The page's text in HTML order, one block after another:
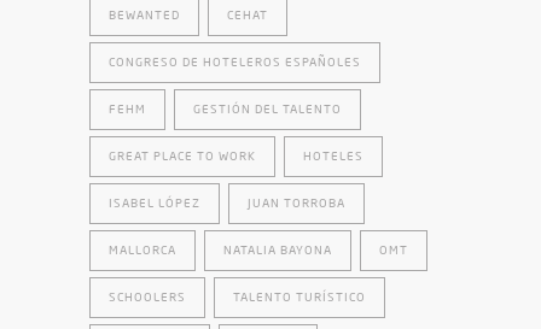
BEWANTED CEHAT
CONGRESO DE HOTELEROS ESPAÑOLES
FEHM GESTIÓN DEL TALENTO
GREAT PLACE TO WORK HOTELES
ISABEL LÓPEZ JUAN TORROBA
MALLORCA NATALIA BAYONA OMT
SCHOOLERS TALENTO TURÍSTICO